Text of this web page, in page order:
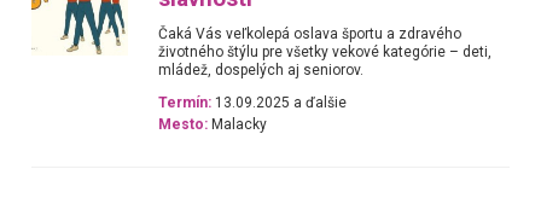
Čaká Vás veľkolepá oslava športu a zdravého
životného štýlu pre všetky vekové kategórie – deti,
mládež, dospelých aj seniorov.
Termín: 13.09.2025 a ďalšie
Mesto: Malacky